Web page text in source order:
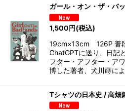
ガール・オン・ザ・バ
1,500円(税込)
19cm×13cm 126P 普
ChatGPTに送り、日記
フター・アフター・ア
博した著者、犬川蒔に
Tシャツの日本史 / 高畑